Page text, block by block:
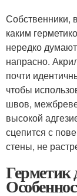
Собственники,
каким
нередко
напрасно.
почти
чтобы
швов,
высокой
сцепится с
стены, не
Герметик